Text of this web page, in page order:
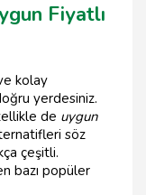
Fiyatlı
kolay
yerdesiniz.
de uygun
söz
çeşitli.
bazı popüler